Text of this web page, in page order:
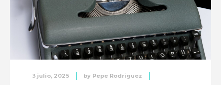
3 julio, 2025 by Pepe Rodriguez